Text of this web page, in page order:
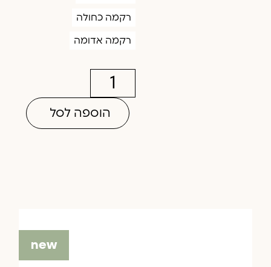
רקמה כחולה
רקמה אדומה
הוספה לסל
new